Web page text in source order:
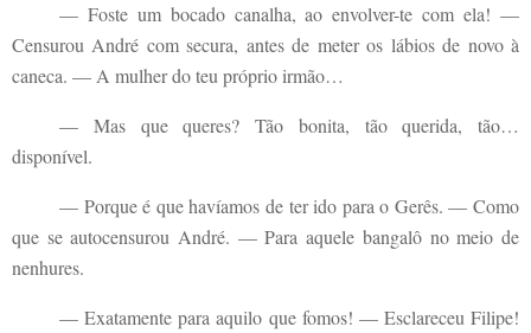
— Foste um bocado canalha, ao envolver-te com ela! —
Censurou André com secura, antes de meter os lábios de novo à
caneca. — A mulher do teu próprio irmão…
— Mas que queres? Tão bonita, tão querida, tão…
disponível.
— Porque é que havíamos de ter ido para o Gerês. — Como
que se autocensurou André. — Para aquele bangalô no meio de
nenhures.
— Exatamente para aquilo que fomos! — Esclareceu Filipe!